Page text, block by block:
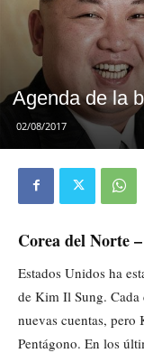
Agenda de la
02/08/2017
Corea del Norte –
Estados Unidos ha
de Kim Il Sung.
nuevas cuentas,
Pentágono. En los